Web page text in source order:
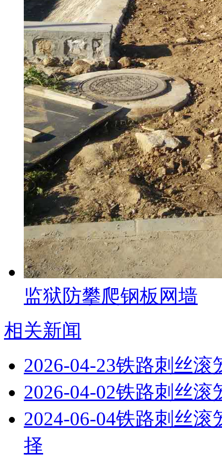
监狱防攀爬钢板网墙
相关新闻
2026-04-23铁路刺丝滚
2026-04-02铁路刺丝滚
2024-06-04铁路刺丝滚
择